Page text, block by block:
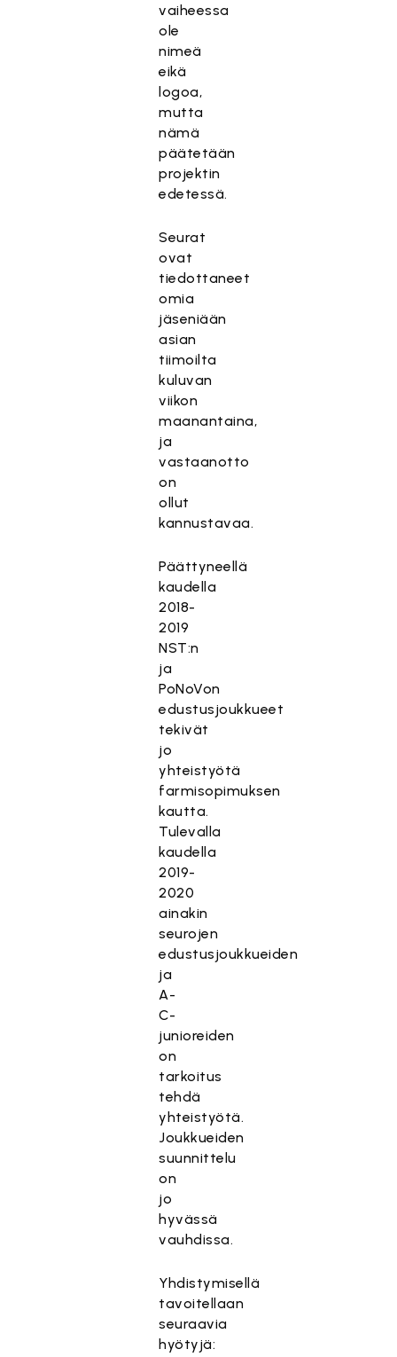
vaiheessa
ole
nimeä
eikä
logoa,
mutta
nämä
päätetään
projektin
edetessä.
Seurat
ovat
tiedottaneet
omia
jäseniään
asian
tiimoilta
kuluvan
viikon
maanantaina,
ja
vastaanotto
on
ollut
kannustavaa.
Päättyneellä
kaudella
2018-
2019
NST:n
ja
PoNoVon
edustusjoukkueet
tekivät
jo
yhteistyötä
farmisopimuksen
kautta.
Tulevalla
kaudella
2019-
2020
ainakin
seurojen
edustusjoukkueiden
ja
A-
C-
junioreiden
on
tarkoitus
tehdä
yhteistyötä.
Joukkueiden
suunnittelu
on
jo
hyvässä
vauhdissa.
Yhdistymisellä
tavoitellaan
seuraavia
hyötyjä: